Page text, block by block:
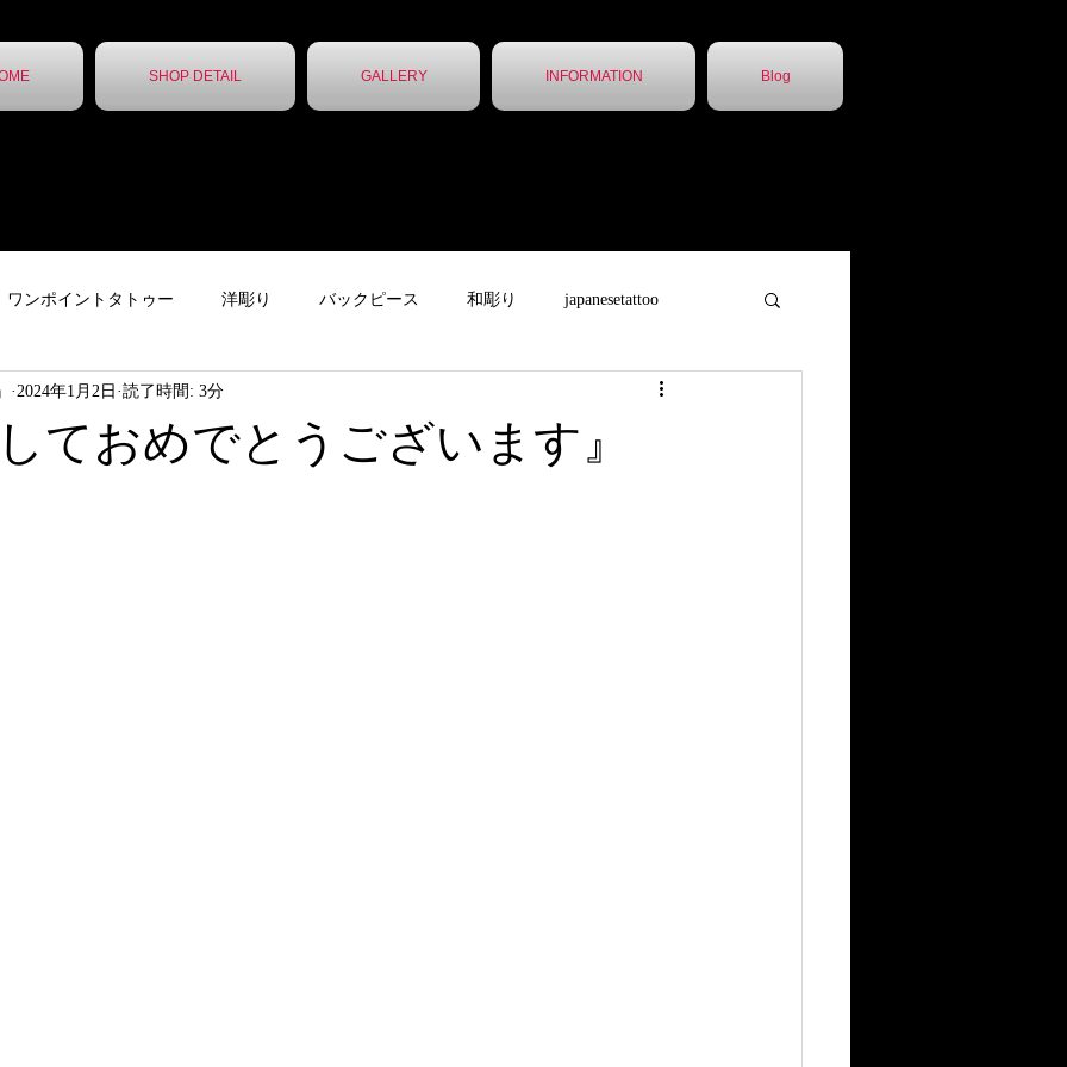
SHOP DETAIL GALLERY INFORMATION Blog
ワンポイントタトゥー 洋彫り バックピース 和彫り japanesetattoo
ー 下絵 チカーノタトゥー 胸割5分
ておめでとうございます』
2024年1月2日 読了時間: 3分